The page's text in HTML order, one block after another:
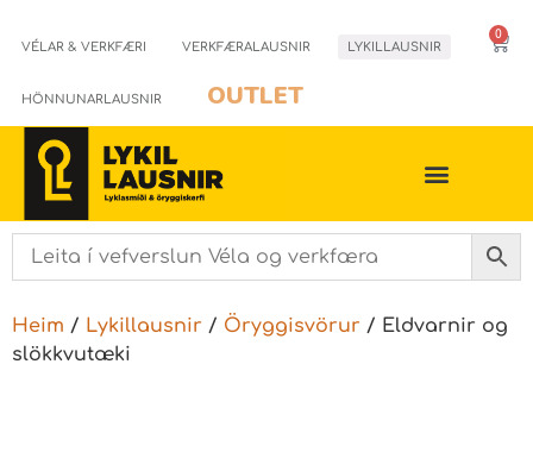
VÉLAR & VERKFÆRI VERKFÆRALAUSNIR LYKILLAUSNIR
HÖNNUNARLAUSNIR OUTLET
0
Heim / Lykillausnir / Öryggisvörur / Eldvarnir og
slökkvutæki